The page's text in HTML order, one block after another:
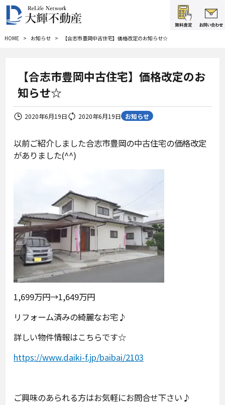
HOME お知らせ 【合志市豊岡中古住宅】価格改定のお知らせ☆
【合志市豊岡中古住宅】価格改定のお
知らせ☆
2020年6月19日 2020年6月19日 お知らせ
以前ご紹介しました合志市豊岡の中古住宅の価格改定
がありました(^^)
1,699万円→1,649万円
リフォーム済みの綺麗なお宅♪
詳しい物件情報はこちらです☆
https://www.daiki-f.jp/baibai/2103
ご興味のあられる方はお気軽にお問合せ下さい♪